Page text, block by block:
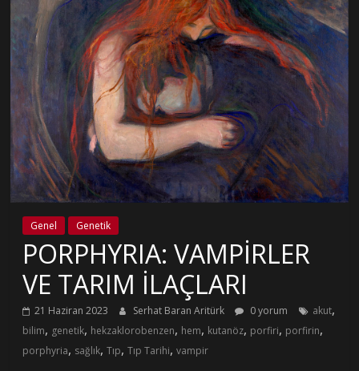
Genel Genetik
PORPHYRIA: VAMPİRLER
VE TARIM İLAÇLARI
21 Haziran 2023 Serhat Baran Aritürk 0 yorum akut,
bilim, genetik, hekzaklorobenzen, hem, kutanöz, porfiri, porfirin,
porphyria, sağlık,Tıp,Tıp Tarihi,vampir